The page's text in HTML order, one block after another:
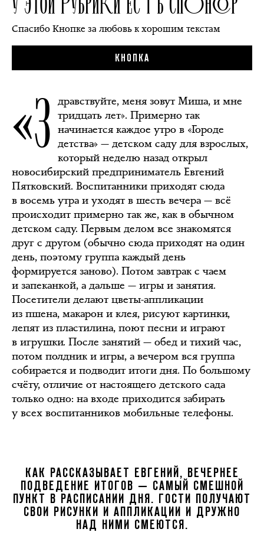
Спасибо Кнопке за любовь к хорошим текстам
КНОПКА
«З дравствуйте, меня зовут Миша, и мне
тридцать лет». Примерно так
начинается каждое утро в «Городе
детства» — детском саду для взрослых,
который неделю назад открыл
новосибирский предприниматель Евгений
Пятковский. Воспитанники приходят сюда
в восемь утра и уходят в шесть вечера — всё
происходит примерно так же, как в обычном
детском саду. Первым делом все знакомятся
друг с другом (обычно сюда приходят на один
день, поэтому группа каждый день
формируется заново). Потом завтрак с чаем
и запеканкой, а дальше — игры и занятия.
Посетители делают цветы-аппликации
из пшена, макарон и клея, рисуют картинки,
лепят из пластилина, поют песни и играют
в игрушки. После занятий — обед и тихий час,
потом полдник и игры, а вечером вся группа
собирается и подводит итоги дня. По большому
счёту, отличие от настоящего детского сада
только одно: на входе приходится забирать
у всех воспитанников мобильные телефоны.
КАК РАССКАЗЫВАЕТ ЕВГЕНИЙ, ВЕЧЕРНЕЕ
ПОДВЕДЕНИЕ ИТОГОВ — САМЫЙ СМЕШНОЙ
ПУНКТ В РАСПИСАНИИ ДНЯ. ГОСТИ ПОЛУЧАЮТ
СВОИ РИСУНКИ И АППЛИКАЦИИ И ДРУЖНО
НАД НИМИ СМЕЮТСЯ.